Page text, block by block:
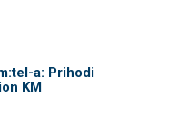
a: Prihodi
KM